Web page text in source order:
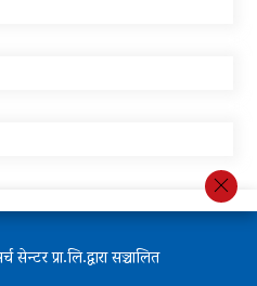
प्रा.लि.द्वारा सञ्चालित